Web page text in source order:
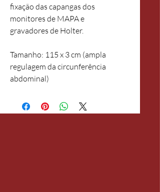
fixação das capangas dos
monitores de MAPA e
gravadores de Holter.
Tamanho: 115 x 3 cm (ampla
regulagem da circunferência
abdominal)